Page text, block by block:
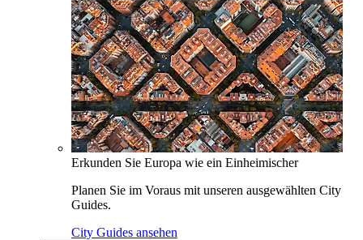
Erkunden Sie Europa wie ein Einheimischer
Planen Sie im Voraus mit unseren ausgewählten City
Guides.
City Guides ansehen